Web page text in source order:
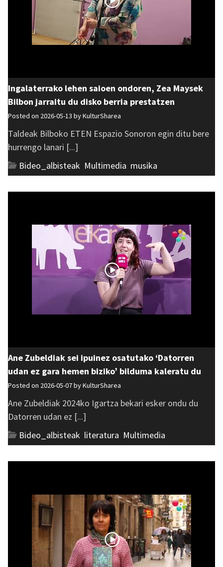
Ingalaterrako lehen saioen ondoren, Zea Maysek
Bilbon jarraitu du disko berria prestatzen
Posted on 2026-05-13 byKulturSharea
Taldeak Bilboko ETEN Espazio Sonoron egin ditu bere
hurrengo lanari [...]
Bideo_albisteak Multimedia musika
Ane Zubeldiak sei ipuinez osatutako ‘Datorren
udan ez gara hemen biziko’ bilduma kaleratu du
Posted on 2026-05-07 byKulturSharea
Ane Zubeldiak 2024ko Igartza bekari esker ondu du
Datorren udan ez [...]
Bideo_albisteak literatura Multimedia